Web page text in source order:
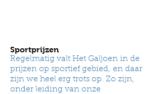
Sportprijzen
Regelmatig valt Het Galjoen in de
prijzen op sportief gebied, en daar
zijn we heel erg trots op. Zo zijn,
onder leiding van onze